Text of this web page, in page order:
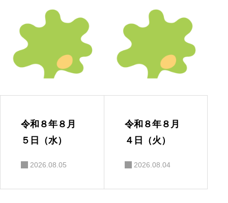
令和８年８月
５日（水）
2026.08.05
令和８年８月
４日（火）
2026.08.04